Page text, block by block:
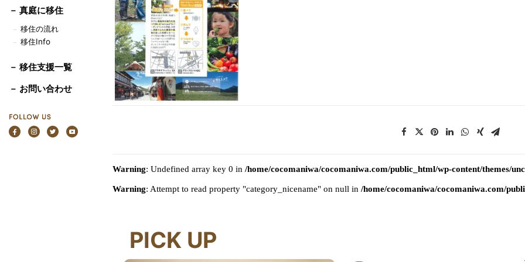
－ 真庭に移住
－ 移住の流れ
－ 移住Info
－ 移住支援一覧
－ お問い合わせ
Warning: Undefined array key 0 in /home/cocomaniwa/cocomaniwa.com/public_html/wp-content/themes/
Warning: Attempt to read property "category_nicename" on null in /home/cocomaniwa/cocomaniwa.com/
PICK UP